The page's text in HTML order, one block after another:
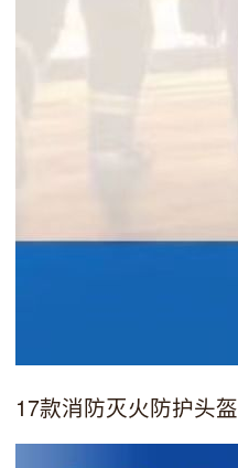
17款消防灭火防护头盔